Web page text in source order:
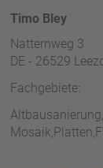
Timo Bley
Natternweg 3
DE - 26529
Fachgebiete: